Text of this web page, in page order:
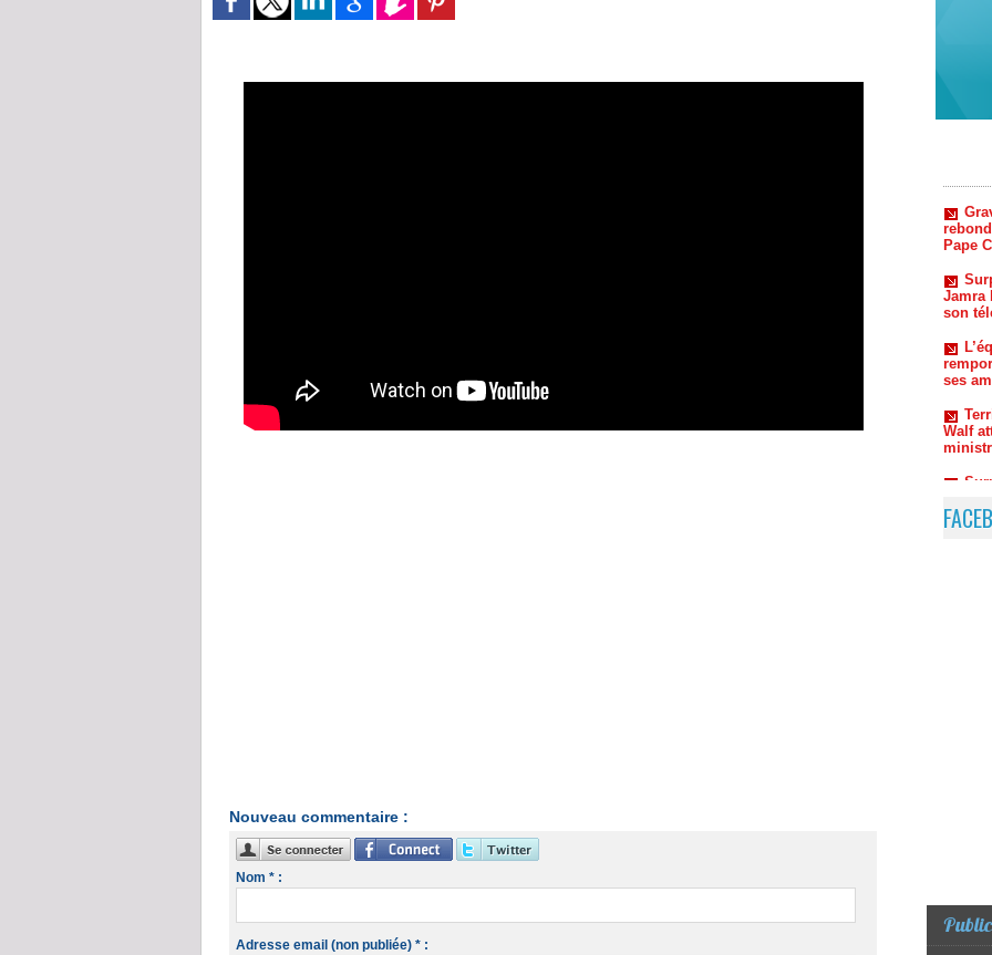
Nouveau commentaire :
Nom * :
Adresse email (non publiée) * :
Jamra
Walf